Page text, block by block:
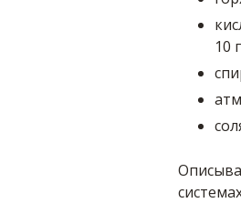
10